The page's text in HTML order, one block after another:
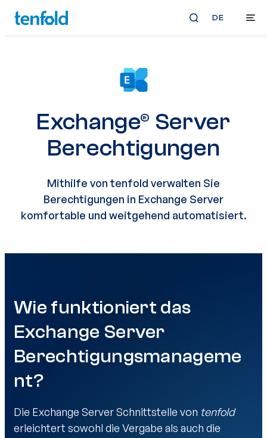
DE
Exchange® Server
Berechtigungen
Mithilfe von tenfold verwalten Sie
Berechtigungen in Exchange Server
komfortable und weitgehend automatisiert.
Wie funktioniert das
Exchange Server
Berechtigungsmanageme
nt?
Die Exchange Server Schnittstelle von tenfold
erleichtert sowohl die Vergabe als auch die